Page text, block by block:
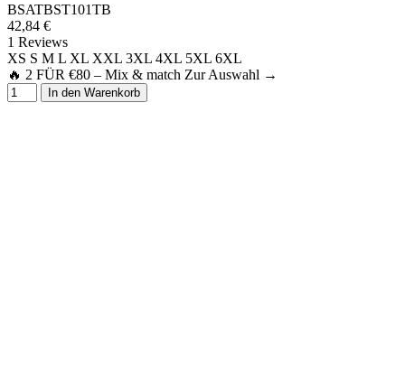
BSATBST101TB
42,84 €
1 Reviews
XS S M L XL XXL 3XL 4XL 5XL 6XL
🔥 2 FÜR €80 – Mix & match Zur Auswahl →
In den Warenkorb